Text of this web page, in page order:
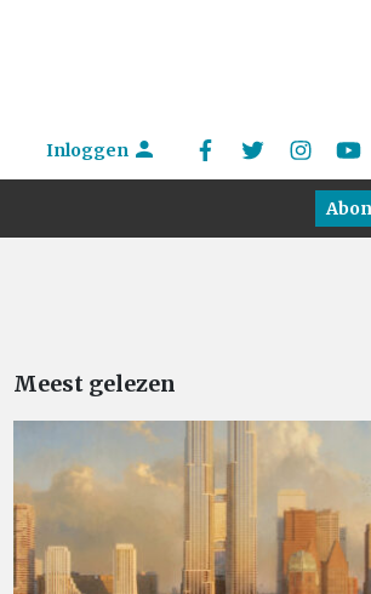
Inloggen
Meest gelezen